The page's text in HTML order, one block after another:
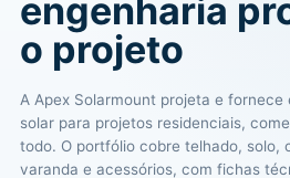
engenharia
o projeto
A Apex Solarmount projeta e
solar para projetos residenciais,
todo. O portfólio cobre telhado, solo,
varanda e acessórios, com fichas